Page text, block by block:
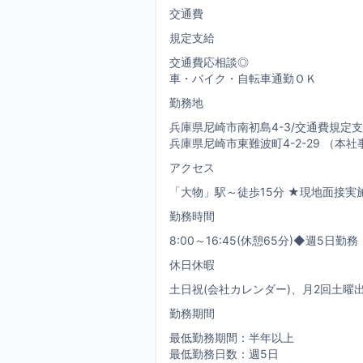
交通費
規定支給
交通費応相談◎
車・バイク・自転車通勤ＯＫ
勤務地
兵庫県尼崎市南初島4-3/交通費規定
兵庫県尼崎市東難波町4-2-29 （本社
アクセス
「大物」駅～徒歩15分 ★現地面接実
勤務時間
8:00～16:45(休憩65分)◆週5日勤務
休日休暇
土日祝(会社カレンダー)、月2回土曜
勤務期間
最低勤務期間：半年以上
最低勤務日数：週5日